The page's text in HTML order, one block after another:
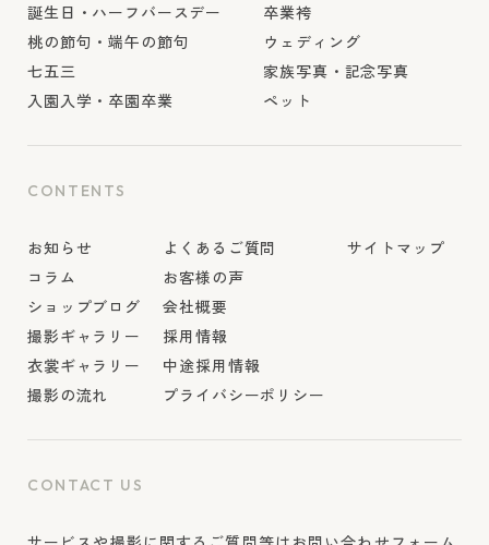
誕生日・ハーフバースデー
桃の節句・端午の節句
七五三
入園入学・卒園卒業
卒業袴
ウェディング
家族写真・記念写真
ペット
CONTENTS
お知らせ
コラム
ショップブログ
撮影ギャラリー
衣裳ギャラリー
撮影の流れ
よくあるご質問
お客様の声
会社概要
採用情報
中途採用情報
プライバシーポリシー
サイトマップ
CONTACT US